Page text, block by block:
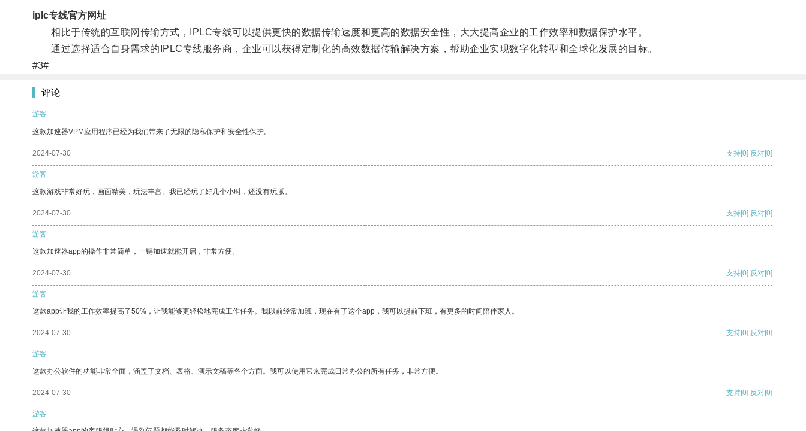
iplc专线官方网址
相比于传统的互联网传输方式，IPLC专线可以提供更快的数据传输速度和更高的数据安全性，大大提高企业的工作效率和数据保护水平。
通过选择适合自身需求的IPLC专线服务商，企业可以获得定制化的高效数据传输解决方案，帮助企业实现数字化转型和全球化发展的目标。
#3#
评论
游客
这款加速器VPM应用程序已经为我们带来了无限的隐私保护和安全性保护。
2024-07-30 支持[0] 反对[0]
游客
这款游戏非常好玩，画面精美，玩法丰富。我已经玩了好几个小时，还没有玩腻。
2024-07-30 支持[0] 反对[0]
游客
这款加速器app的操作非常简单，一键加速就能开启，非常方便。
2024-07-30 支持[0] 反对[0]
游客
这款app让我的工作效率提高了50%，让我能够更轻松地完成工作任务。我以前经常加班，现在有了这个app，我可以提前下班，有更多的时间陪伴家人。
2024-07-30 支持[0] 反对[0]
游客
这款办公软件的功能非常全面，涵盖了文档、表格、演示文稿等各个方面。我可以使用它来完成日常办公的所有任务，非常方便。
2024-07-30 支持[0] 反对[0]
游客